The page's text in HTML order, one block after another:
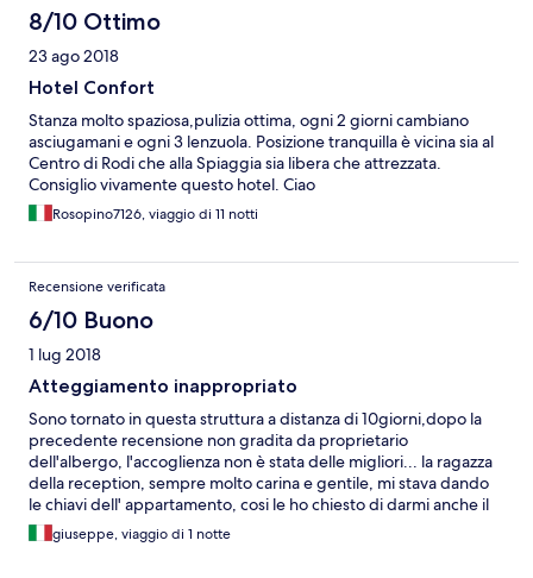
non fosse il nostro, soldi che alla fine abbiamo dovuto pagare.
Abbiamo vissuto lì per 7 giorni, senza mai poter dire la nostra. La
pulizia, e le pessime condizioni in cui versano la mobilia e la
cucina sono niente in confronto. La piscina è in totale stato di
abbandono, per niente realistiche sono le fotografie. Se può
servire, la posizione è buona.
8/10 Ottimo
23 ago 2018
Hotel Confort
Stanza molto spaziosa,pulizia ottima, ogni 2 giorni cambiano
asciugamani e ogni 3 lenzuola. Posizione tranquilla è vicina sia al
Centro di Rodi che alla Spiaggia sia libera che attrezzata.
Consiglio vivamente questo hotel. Ciao
Rosopino7126, viaggio di 11 notti
Recensione verificata
6/10 Buono
1 lug 2018
Atteggiamento inappropriato
Sono tornato in questa struttura a distanza di 10giorni,dopo la
precedente recensione non gradita da proprietario
dell'albergo, l'accoglienza non è stata delle migliori... la ragazza
della reception, sempre molto carina e gentile, mi stava dando
le chiavi dell' appartamento, cosi le ho chiesto di darmi anche il
telecomando dell'aria condizionata, che già sapevo non fosse
inclusa.poi le ho chiesto cosa le dovevo in più per l'aria, e come
giuseppe, viaggio di 1 notte